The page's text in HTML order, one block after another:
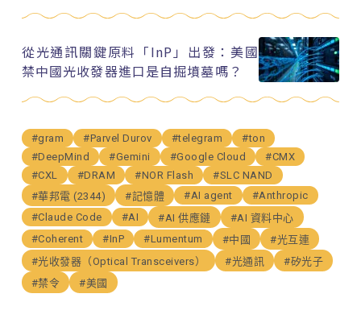
從光通訊關鍵原料「InP」出發：美國
禁中國光收發器進口是自掘墳墓嗎？
#gram #Parvel Durov #telegram
#ton
#DeepMind
#Gemini #Google Cloud
#CMX
#CXL
#DRAM #NOR Flash
#SLC NAND
#華邦電 (2344)
#記憶體 #AI agent
#Anthropic
#Claude Code
#AI #AI 供應鏈
#AI 資料中心
#Coherent
#InP #Lumentum #中國
#光互連
#光收發器（Optical Transceivers）
#光通訊
#矽光子
#禁令
#美國